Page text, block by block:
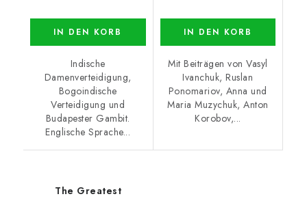
IN DEN KORB
Indische
Damenverteidigung,
Bogoindische
Verteidigung und
Budapester Gambit.
Englische Sprache...
IN DEN KORB
Mit Beiträgen von Vasyl
Ivanchuk, Ruslan
Ponomariov, Anna und
Maria Muzychuk, Anton
Korobov,...
The Greatest